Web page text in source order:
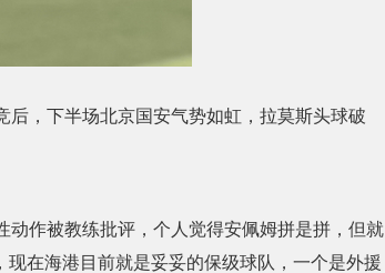
，下半场北京国安气势如虹，拉莫斯头球破
作被教练批评，个人觉得安佩姆拼是拼，但就
在海港目前就是妥妥的保级球队，一个是外援